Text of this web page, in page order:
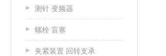
测针 变频器
螺栓 盲塞
夹紧装置 回转支承